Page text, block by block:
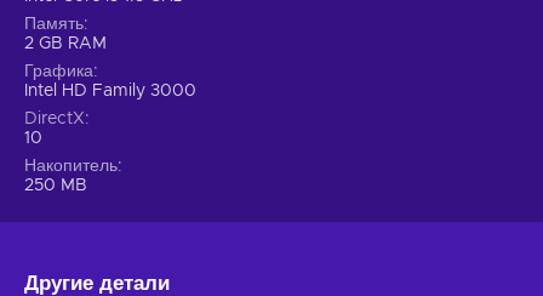
Память
2 GB RAM
Графика
Intel HD Family 3000
DirectX
10
Накопитель
250 MB
Другие детали